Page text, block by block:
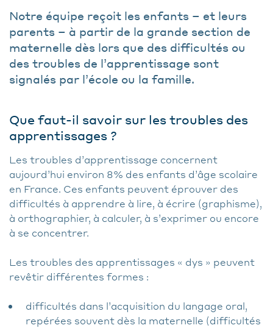
Notre équipe reçoit les enfants – et leurs
parents – à partir de la grande section de
maternelle dès lors que des difficultés ou
des troubles de l’apprentissage sont
signalés par l’école ou la famille.
Que faut-il savoir sur les troubles des
apprentissages ?
Les troubles d’apprentissage concernent
aujourd’hui environ 8% des enfants d’âge scolaire
en France. Ces enfants peuvent éprouver des
difficultés à apprendre à lire, à écrire (graphisme),
à orthographier, à calculer, à s’exprimer ou encore
à se concentrer.
Les troubles des apprentissages « dys » peuvent
revêtir différentes formes :
difficultés dans l’acquisition du langage oral,
repérées souvent dès la maternelle (difficultés